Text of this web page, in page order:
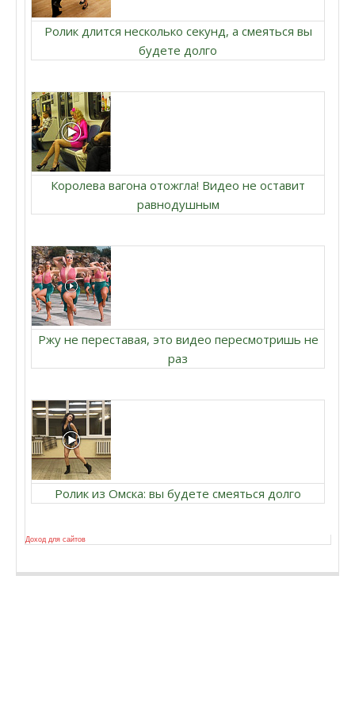
Ролик длится несколько секунд, а смеяться вы
будете долго
Королева вагона отожгла! Видео не оставит
равнодушным
Ржу не переставая, это видео пересмотришь не
раз
Ролик из Омска: вы будете смеяться долго
Доход для сайтов